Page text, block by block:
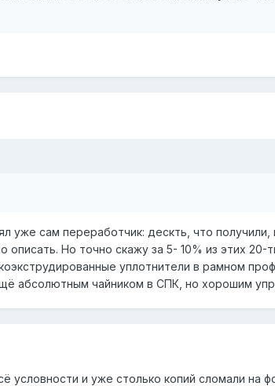
уже сам переработчик: дескть, что
Но точно скажу за 5- 10% из этих
уплотнители в рамном
абсолютным чайником в СПК, но хорошим
условности и уже столько копий сломали на